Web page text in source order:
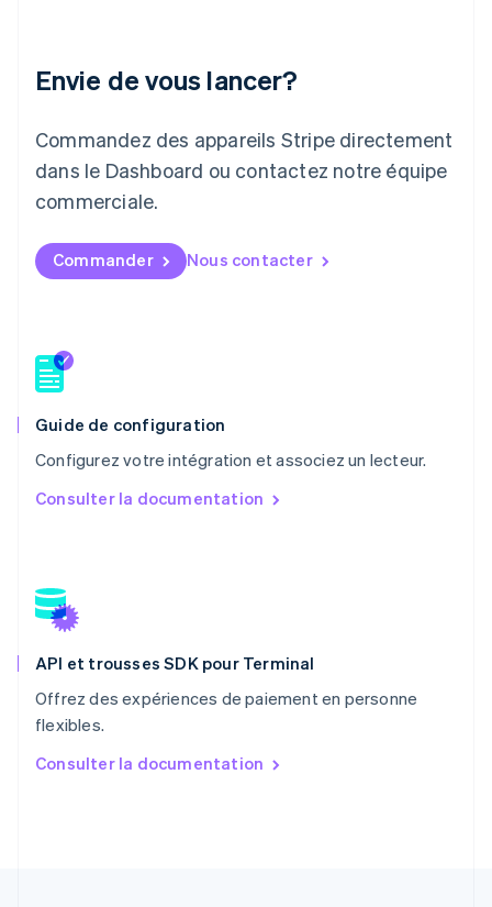
Envie de vous lancer?
Commandez des appareils Stripe directement
dans le Dashboard ou contactez notre équipe
commerciale.
Commander Nous contacter
Guide de configuration
Configurez votre intégration et associez un lecteur.
Consulter la documentation
API et trousses SDK pour Terminal
Offrez des expériences de paiement en personne
flexibles.
Consulter la documentation
Lituanie
FrançaisDeutschEnglish
Malaisie
简体中文
Malte
Mexique
EspañolEnglish
Nouvelle-Zélande
English
Pologne
English
Português English
Roumanie
Royaume-Uni
Singapour
English
English